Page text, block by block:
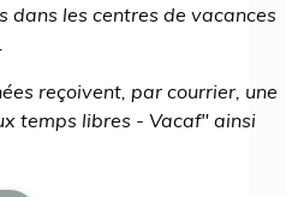
dans les centres de vacances
reçoivent, par courrier, une
temps libres - Vacaf" ainsi